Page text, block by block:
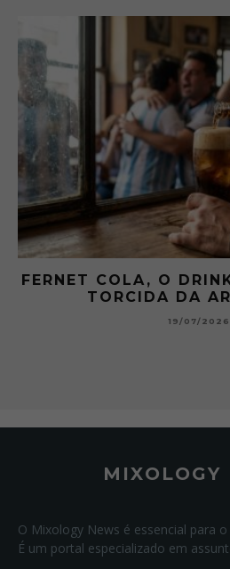
FERNET COLA, O
TORCIDA DA
19/07/2026
MIXOLOGY
O Mixology News é essencial para
É um portal especializado em